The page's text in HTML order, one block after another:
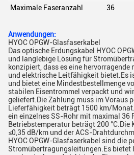
Maximale Faseranzahl
36
Anwendungen:
HYOC OPGW-Glasfaserkabel
Das optische Erdungskabel HYOC
und langlebige Lösung für
konzipiert, dass es eine
und elektrische Leitfähigkeit bietet.Es
und bietet eine Mindestbestellmenge
stabilen Eisentrommel verpackt und
geliefert.Die Zahlung muss im Voraus
Lieferfähigkeit beträgt 1500 km/
ein einzelnes SS-Rohr mit maximal 36
Betriebstemperatur beträgt 200
≤0,35 dB/km und der ACS-
HYOC OPGW-Glasfaserkabel sind die
Stromübertragungsleitungen.Es bietet